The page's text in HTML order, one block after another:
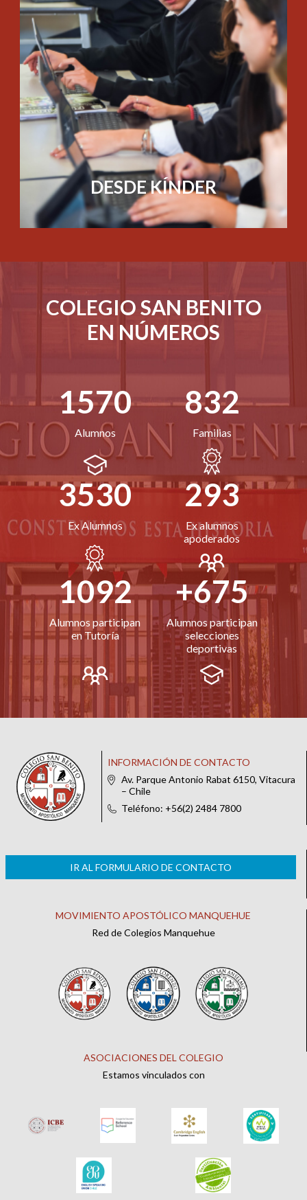
DESDE KÍNDER
COLEGIO SAN BENITO
EN NÚMEROS
1570
Alumnos
832
Familias
3530
Ex Alumnos
293
Ex alumnos
apoderados
1092
Alumnos participan
en Tutoría
+675
Alumnos participan
selecciones
deportivas
INFORMACIÓN DE CONTACTO
Av. Parque Antonio Rabat 6150, Vitacura
– Chile
Teléfono: +56(2) 2484 7800
IR AL FORMULARIO DE CONTACTO
MOVIMIENTO APOSTÓLICO MANQUEHUE
Red de Colegios Manquehue
ASOCIACIONES DEL COLEGIO
Estamos vinculados con